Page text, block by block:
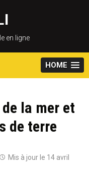
en ligne
HOME
la mer et
de terre
Mis à jour le 14 avril